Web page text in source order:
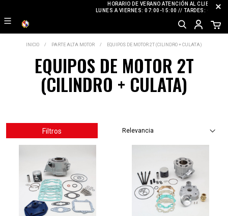
INICIO PARTE ALTA MOTOR EQUIPOS DE MOTOR 2T (CILINDRO + CULATA)
EQUIPOS DE MOTOR 2T
(CILINDRO + CULATA)
Filtros
HORARIO DE VERANO ATENCIÓN AL CLIENTE
LUNES A VIERNES: 07:00-15:00 // TARDES: